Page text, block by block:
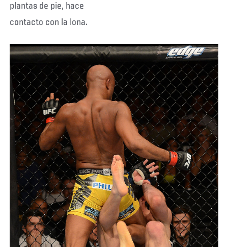
plantas de pie, hace
contacto con la lona.